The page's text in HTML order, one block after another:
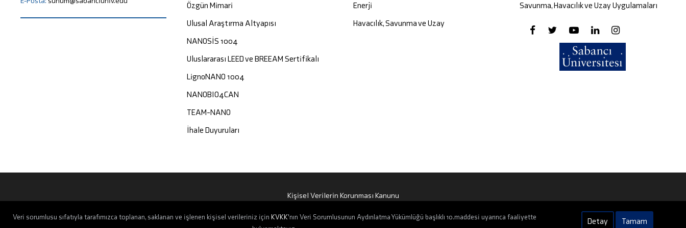
Özgün Mimari
Ulusal Araştırma Altyapısı
NANOSİS 1004
Uluslararası LEED ve BREEAM Sertifikalı
LignoNANO 1004
NANOBIO4CAN
TEAM-NANO
İhale Duyuruları
Enerji
Havacılık, Savunma ve Uzay
Savunma, Havacılık ve Uzay Uygulamaları
Kişisel Verilerin Korunması Kanunu
2026 Tüm Hakları Saklıdır
Veri sorumlusu sıfatıyla tarafımızca toplanan, saklanan ve işlenen kişisel verileriniz için KVKK'nın Veri Sorumlusunun Aydınlatma Yükümlüğü başlıklı 10.maddesi uyarınca faaliyette
Detay Tamam